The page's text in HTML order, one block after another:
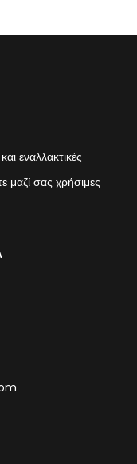
εναλλακτικές
σας χρήσιμες